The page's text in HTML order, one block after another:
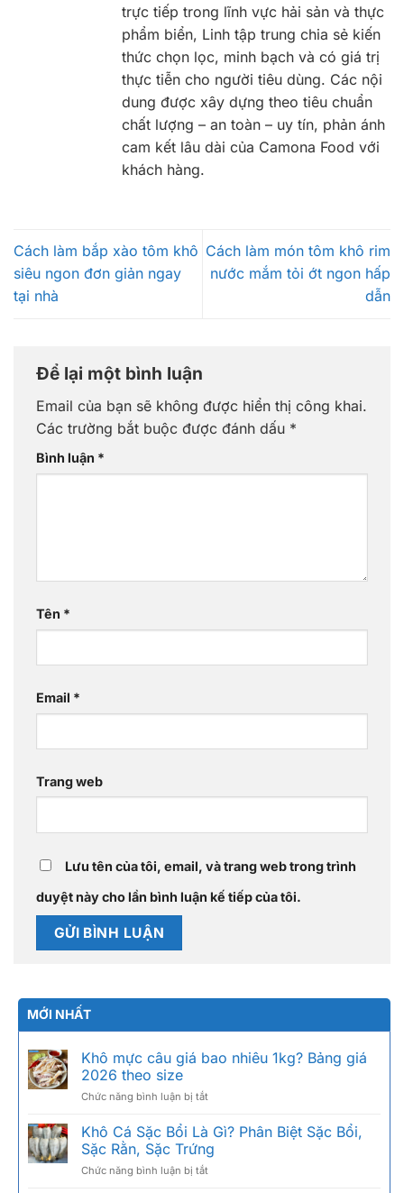
trực tiếp trong lĩnh vực hải sản và thực
phẩm biển, Linh tập trung chia sẻ kiến
thức chọn lọc, minh bạch và có giá trị
thực tiễn cho người tiêu dùng. Các nội
dung được xây dựng theo tiêu chuẩn
chất lượng – an toàn – uy tín, phản ánh
cam kết lâu dài của Camona Food với
khách hàng.
Cách làm bắp xào tôm khô
siêu ngon đơn giản ngay
tại nhà
Cách làm món tôm khô rim
nước mắm tỏi ớt ngon hấp
dẫn
Để lại một bình luận
Email của bạn sẽ không được hiển thị công khai.
Các trường bắt buộc được đánh dấu *
Bình luận *
Tên *
Email *
Trang web
Lưu tên của tôi, email, và trang web trong trình
duyệt này cho lần bình luận kế tiếp của tôi.
MỚI NHẤT
Khô mực câu giá bao nhiêu 1kg? Bảng giá
2026 theo size
Chức năng bình luận bị tắtở
mực
câu
giá
bao
Khô Cá Sặc Bổi Là Gì? Phân Biệt Sặc Bổi,
Sặc Rằn, Sặc Trứng
Chức năng bình luận bị tắtở